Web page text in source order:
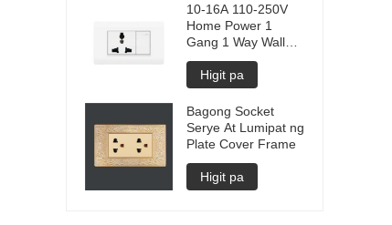
10-16A 110-250V
Home Power 1
Gang 1 Way Wall
Switch + 13A 3 Pin
Universal Socket
Higit pa
Bagong Socket
Serye At Lumipat ng
Plate Cover Frame
Higit pa